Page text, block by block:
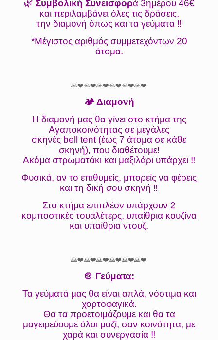
🌿 Συμβολική Συνεισφορά 3ημέρου 46€
και περιλαμβάνει όλες τις δράσεις,
την διαμονή όπως και τα γεύματα ‼️
*Μέγιστος αριθμός συμμετεχόντων 20
άτομα.
🙏❤️🙏❤️🙏❤️🙏❤️🙏❤️🙏❤️
🏕 Διαμονή
Η διαμονή μας θα γίνει στο κτήμα της
Αγαποκοινότητας σε μεγάλες
σκηνές bell tent (έως 7 άτομα σε κάθε
σκηνή), που διαθέτουμε!
Ακόμα στρωματάκι και μαξιλάρι υπάρχει ‼️
Φυσικά, αν το επιθυμείς, μπορείς να φέρεις
και τη δική σου σκηνή ‼️
Στο κτήμα επιπλέον υπάρχουν 2
κομποστικές τουαλέτερς, υπαίθρια κουζίνα
και υπαίθρια ντουζ.
🙏❤️🙏❤️🙏❤️🙏❤️🙏❤️🙏❤️
🍲 Γεύματα:
Τα γεύματά μας θα είναι απλά, νόστιμα και
χορτοφαγικά.
Θα τα προετοιμάζουμε και θα τα
μαγειρεύουμε όλοι μαζί, σαν κοινότητα, με
χαρά και συνεργασία ‼️